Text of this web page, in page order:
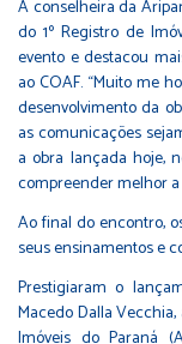
A conselheira da
do 1º Registro de
evento e destacou
ao COAF. “Muito me
desenvolvimento da
as comunicações
a obra lançada hoje,
compreender melhor a
Ao final do encontro,
seus ensinamentos e
Prestigiaram o
Macedo Dalla